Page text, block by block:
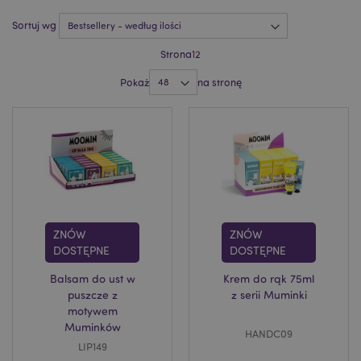
Sortuj wg
Strona12
Pokaż na stronę
ZNÓW
DOSTĘPNE
Balsam do ust w
puszcze z
motywem
Muminków
LIP149
ZNÓW
DOSTĘPNE
Krem do rąk 75ml
z serii Muminki
HANDC09